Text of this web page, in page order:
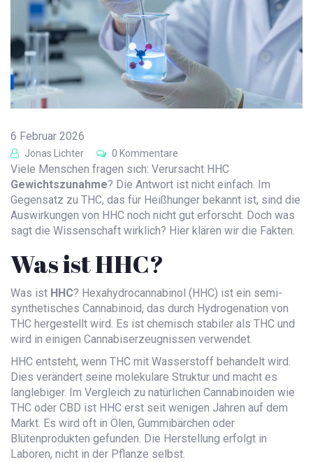
6 Februar 2026
Jonas Lichter 0 Kommentare
Viele Menschen fragen sich: Verursacht HHC
Gewichtszunahme? Die Antwort ist nicht einfach. Im
Gegensatz zu THC, das für Heißhunger bekannt ist, sind die
Auswirkungen von HHC noch nicht gut erforscht. Doch was
sagt die Wissenschaft wirklich? Hier klären wir die Fakten.
Was ist HHC?
Was ist HHC? Hexahydrocannabinol (HHC) ist ein semi-
synthetisches Cannabinoid, das durch Hydrogenation von
THC hergestellt wird. Es ist chemisch stabiler als THC und
wird in einigen Cannabiserzeugnissen verwendet.
HHC entsteht, wenn THC mit Wasserstoff behandelt wird.
Dies verändert seine molekulare Struktur und macht es
langlebiger. Im Vergleich zu natürlichen Cannabinoiden wie
THC oder CBD ist HHC erst seit wenigen Jahren auf dem
Markt. Es wird oft in Ölen, Gummibärchen oder
Blütenprodukten gefunden. Die Herstellung erfolgt in
Laboren, nicht in der Pflanze selbst.